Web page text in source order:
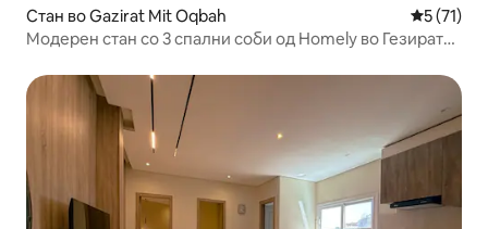
Стан во Gazirat Mit Oqbah
5 (71)
Модерен стан со 3 спални соби од Homely во Гезират